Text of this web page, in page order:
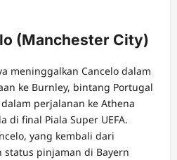
(Manchester City)
meninggalkan Cancelo dalam
ke Burnley, bintang Portugal
perjalanan ke Athena
di final Piala Super UEFA.
yang kembali dari
pinjaman di Bayern